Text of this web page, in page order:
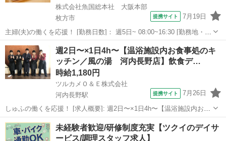
株式会社魚国総本社 大阪本部
枚方市
提携サイト 7月19日
主婦(夫)の働くを応援！ [勤務日数]： 週5日~ 08:00~16:30 [勤務地・最
寄駅]： 大阪府枚方市西船橋１-８３-１ 株式会社魚国総本社 大阪本部
樟葉駅徒歩10分 [職種名]：保育園内厨房の栄養士・調理...
大阪 枚方市 キッチン
週2日〜×1日4h〜【温浴施設内お食事処のキ
ッチン／風の湯 河内長野店】飲食デ…
時給1,180円
ツルカメＯ＆Ｅ株式会社
河内長野駅
提携サイト 7月26日
しゅふの働くを応援！ [求人概要]: 週2日〜×1日4h〜【温浴施設内お食
事処のキッチン／風の湯 河内長野店】飲食デビュー歓迎★無料入浴
OK・毎日利用するスタッフも♪土日祝やフルタイムできる方優遇 [職種
名]: 温浴施設...
大阪 河内長野市 河内長野駅 その他
未経験者歓迎/研修制度充実【ツクイのデイサ
ービス/調理スタッフ求人】